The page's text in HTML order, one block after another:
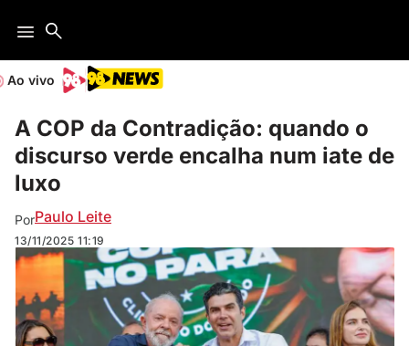
Ao vivo
A COP da Contradição: quando o
discurso verde encalha num iate de
luxo
PorPaulo Leite
13/11/2025 11:19